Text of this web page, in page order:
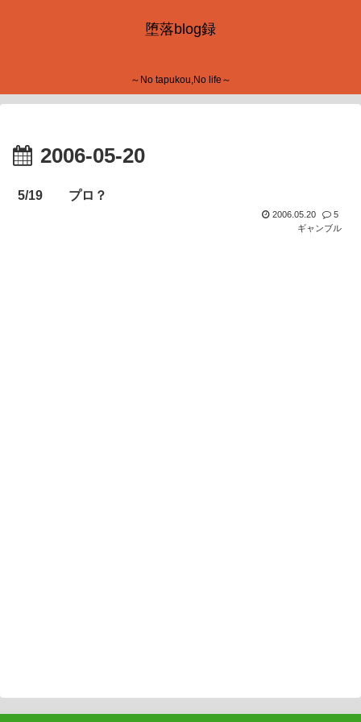
堕落blog録
～No tapukou,No life～
2006-05-20
5/19 プロ？
2006.05.20
5
ギャンブル